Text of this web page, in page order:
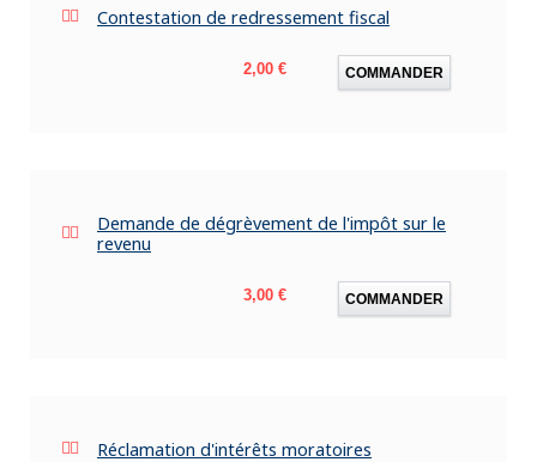
Contestation de redressement fiscal
Prix
2,00 € COMMANDER
Demande de dégrèvement de l'impôt sur le
revenu
Prix
3,00 € COMMANDER
Réclamation d'intérêts moratoires